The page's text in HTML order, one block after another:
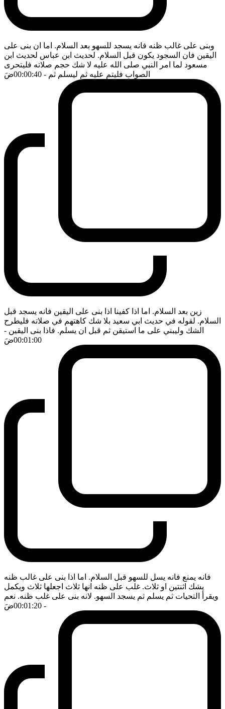
وبنى على غالب ظنه فانه يسجد للسهو بعد السلام. اما ان بنى على
اليقين فان السجود يكون قبل السلام. لحديث ابن عباس لحديث ابن
مسعود لما امر النبي صلى الله عليه لا شك حجم صلاته فليتحرى
الصواب فليتم عليه ثم ليسلم ثم - 00:00:40 ضَ
زين بعد السلام. اما اذا كفينا اذا بنى على اليقين فانه يسجد قبل
السلام. لقوله في حديث ابي سعيد بلا شك كاهتهم في صلاته فليطرح
الشك وليبني على ما استيقن ثم قبل ان يسلم. فاذا بنى اليقين -
00:01:00ضَ
فانه يمنع فانه يسل للسهو قبل السلام. اما اذا بنى على غالب ظنه
يشك اثنتين او ثلاث. غلب على ظنه انها ثلاث اجعلها ثلاث ويكمل
ويقرأ التحيات ثم يسلم ثم يسجد السهو. لانه بنى على غلب ظنه. نعم
- 00:01:20
ضَ